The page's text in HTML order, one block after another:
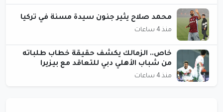
محمد صلاح يثير جنون سيدة مسنة في تركيا
منذ 4 ساعات
خاص.. الزمالك يكشف حقيقة خطاب طلباته
من شباب الأهلي دبي للتعاقد مع بيزيرا
منذ 4 ساعات